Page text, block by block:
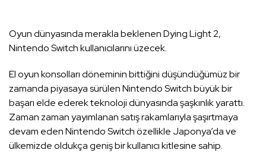
Oyun dünyasında merakla beklenen Dying Light 2,
Nintendo Switch kullanıcılarını üzecek.
El oyun konsolları döneminin bittiğini düşündüğümüz bir
zamanda piyasaya sürülen Nintendo Switch büyük bir
başarı elde ederek teknoloji dünyasında şaşkınlık yarattı.
Zaman zaman yayımlanan satış rakamlarıyla şaşırtmaya
devam eden Nintendo Switch özellikle Japonya’da ve
ülkemizde oldukça geniş bir kullanıcı kitlesine sahip.